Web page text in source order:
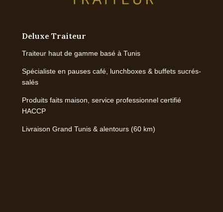
Deluxe Traiteur
Traiteur haut de gamme basé à Tunis
Spécialiste en pauses café, lunchboxes & buffets sucrés-
salés
Produits faits maison, service professionnel certifié
HACCP
Livraison Grand Tunis & alentours (60 km)